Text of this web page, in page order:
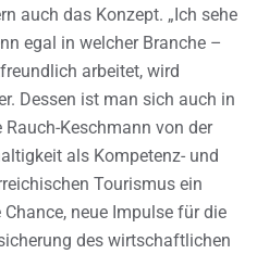
auch das Konzept. „Ich sehe
egal in welcher Branche –
arbeitet, wird
Dessen ist man sich auch in
Keschmann von der
als Kompetenz- und
Tourismus ein
neue Impulse für die
des wirtschaftlichen